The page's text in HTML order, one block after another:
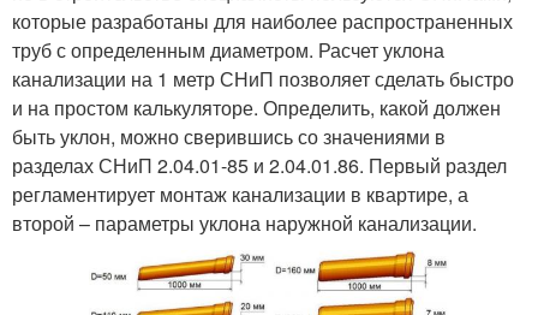
которые разработаны для наиболее распространенных
труб с определенным диаметром. Расчет уклона
канализации на 1 метр СНиП позволяет сделать быстро
и на простом калькуляторе. Определить, какой должен
быть уклон, можно сверившись со значениями в
разделах СНиП 2.04.01-85 и 2.04.01.86. Первый раздел
регламентирует монтаж канализации в квартире, а
второй – параметры уклона наружной канализации.